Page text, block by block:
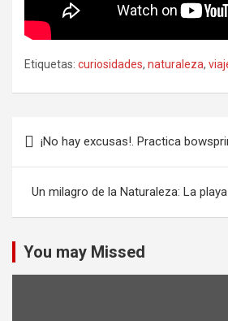
Etiquetas: curiosidades, naturaleza,
de
entradas
¡No hay excusas!. Practica
Un milagro de la Naturaleza: La
You may Missed